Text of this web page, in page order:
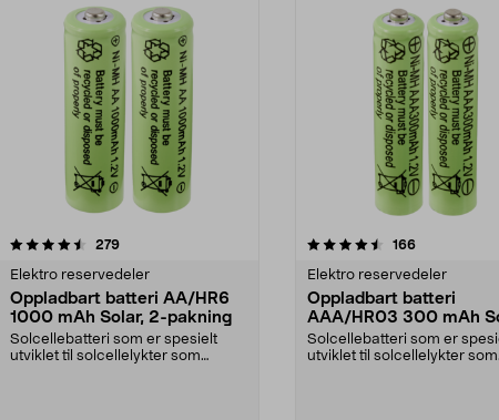
279anmeldelser
Elektro reservedeler
Oppladbart batteri AA/HR6
1000 mAh Solar, 2-pakning
Solcellebatteri som er spesielt
utviklet til solcellelykter som
4.5 av 5 stjerner 166anmeldelser
Elektro reservedeler
Oppladbart batteri
AAA/HR03 300 mAh
2-pakning
Solcellebatteri som er
utviklet til solcellelykter som
4.5 av 5 stjerner